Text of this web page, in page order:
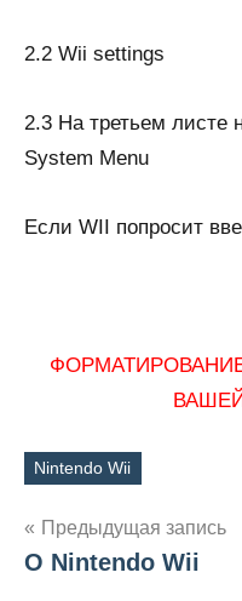
2.2 Wii settings
2.3 На третьем листе
System Menu
Если WII попросит
Метки
Nintendo Wii
Навигация
по
Предыдущая запись
О Nintendo Wii